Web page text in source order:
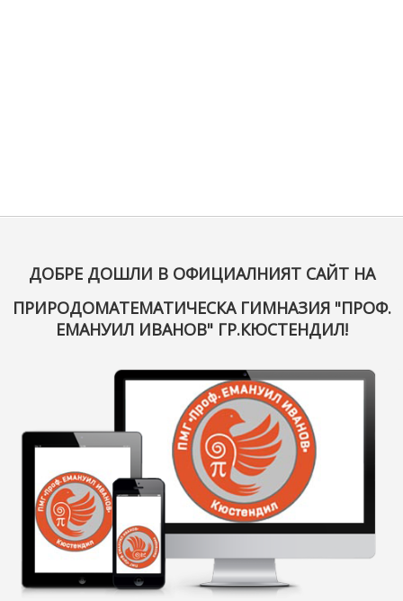
ДОБРЕ ДОШЛИ В ОФИЦИАЛНИЯТ САЙТ НА
ПРИРОДОМАТЕМАТИЧЕСКА ГИМНАЗИЯ "ПРОФ.
ЕМАНУИЛ ИВАНОВ" ГР.КЮСТЕНДИЛ!